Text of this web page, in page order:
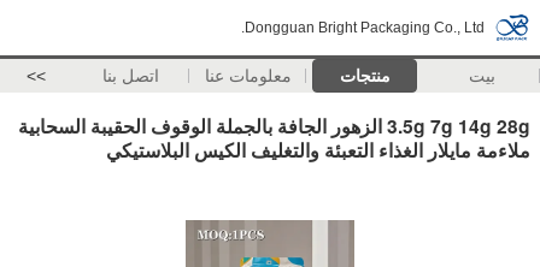
Dongguan Bright Packaging Co., Ltd.
بيت منتجات معلومات عنا اتصل بنا >>
3.5g 7g 14g 28g الزهور الجافة بالجملة الوقوف الحقيبة السحابية
ملاءمة مايلار الغذاء التعبئة والتغليف الكيس البلاستيكي